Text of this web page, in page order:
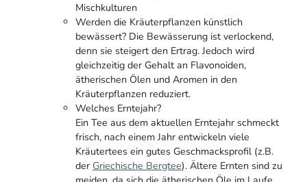
Mischkulturen
Werden die Kräuterpflanzen künstlich
bewässert? Die Bewässerung ist verlockend,
denn sie steigert den Ertrag. Jedoch wird
gleichzeitig der Gehalt an Flavonoiden,
ätherischen Ölen und Aromen in den
Kräuterpflanzen reduziert.
Welches Erntejahr?
Ein Tee aus dem aktuellen Erntejahr schmeckt
frisch, nach einem Jahr entwickeln viele
Kräutertees ein gutes Geschmacksprofil (z.B.
der Griechische Bergtee). Ältere Ernten sind zu